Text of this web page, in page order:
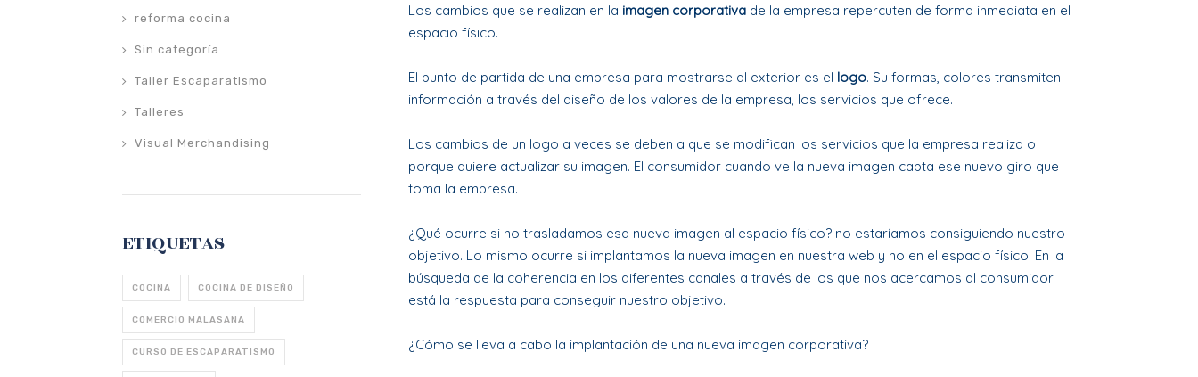
reforma cocina
Sin categoría
Taller Escaparatismo
Talleres
Visual Merchandising
ETIQUETAS
COCINA COCINA DE DISEÑO
COMERCIO MALASAÑA
CURSO DE ESCAPARATISMO
Los cambios que se realizan en la imagen corporativa de la empresa repercuten de forma inmediata en el
espacio físico.
El punto de partida de una empresa para mostrarse al exterior es el logo. Su formas, colores transmiten
información a través del diseño de los valores de la empresa, los servicios que ofrece.
Los cambios de un logo a veces se deben a que se modifican los servicios que la empresa realiza o
porque quiere actualizar su imagen. El consumidor cuando ve la nueva imagen capta ese nuevo giro que
toma la empresa.
¿Qué ocurre si no trasladamos esa nueva imagen al espacio físico? no estaríamos consiguiendo nuestro
objetivo. Lo mismo ocurre si implantamos la nueva imagen en nuestra web y no en el espacio físico. En la
búsqueda de la coherencia en los diferentes canales a través de los que nos acercamos al consumidor
está la respuesta para conseguir nuestro objetivo.
¿Cómo se lleva a cabo la implantación de una nueva imagen corporativa?